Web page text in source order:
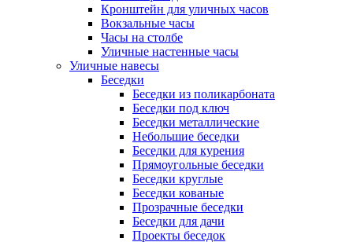
Кронштейн для уличных часов
Вокзальные часы
Часы на столбе
Уличные настенные часы
Уличные навесы
Беседки
Беседки из поликарбоната
Беседки под ключ
Беседки металлические
Небольшие беседки
Беседки для курения
Прямоугольные беседки
Беседки круглые
Беседки кованые
Прозрачные беседки
Беседки для дачи
Проекты беседок